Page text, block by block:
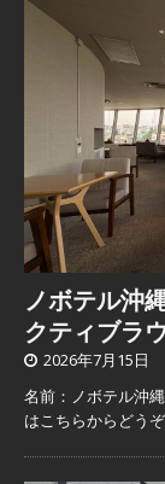
ノボテル沖
クティブラ
2026年7月15日
名前：ノボテル沖
はこちらからどう